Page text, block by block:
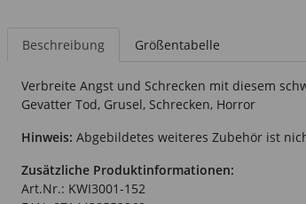
Beschreibung Größentabelle
Verbreite Angst und Schrecken mit diesem
Gevatter Tod, Grusel, Schrecken, Horror
Hinweis: Abgebildetes weiteres Zubehör ist
Zusätzliche Produktinformationen:
Art.Nr.: KWI3001-152